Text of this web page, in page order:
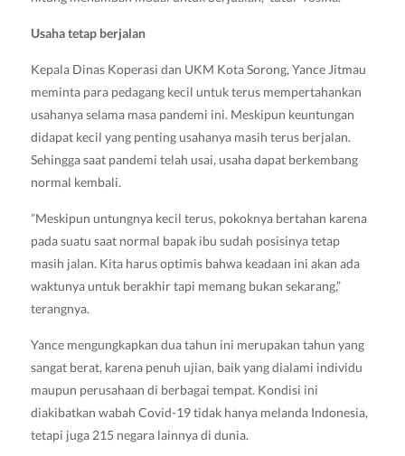
Usaha tetap berjalan
Kepala Dinas Koperasi dan UKM Kota Sorong, Yance Jitmau
meminta para pedagang kecil untuk terus mempertahankan
usahanya selama masa pandemi ini. Meskipun keuntungan
didapat kecil yang penting usahanya masih terus berjalan.
Sehingga saat pandemi telah usai, usaha dapat berkembang
normal kembali.
”Meskipun untungnya kecil terus, pokoknya bertahan karena
pada suatu saat normal bapak ibu sudah posisinya tetap
masih jalan. Kita harus optimis bahwa keadaan ini akan ada
waktunya untuk berakhir tapi memang bukan sekarang,”
terangnya.
Yance mengungkapkan dua tahun ini merupakan tahun yang
sangat berat, karena penuh ujian, baik yang dialami individu
maupun perusahaan di berbagai tempat. Kondisi ini
diakibatkan wabah Covid-19 tidak hanya melanda Indonesia,
tetapi juga 215 negara lainnya di dunia.